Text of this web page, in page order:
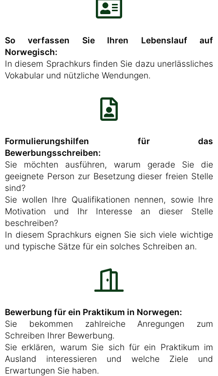
So verfassen Sie Ihren Lebenslauf auf
Norwegisch:
In diesem Sprachkurs finden Sie dazu unerlässliches
Vokabular und nützliche Wendungen.
Formulierungshilfen für das
Bewerbungsschreiben:
Sie möchten ausführen, warum gerade Sie die
geeignete Person zur Besetzung dieser freien Stelle
sind?
Sie wollen Ihre Qualifikationen nennen, sowie Ihre
Motivation und Ihr Interesse an dieser Stelle
beschreiben?
In diesem Sprachkurs eignen Sie sich viele wichtige
und typische Sätze für ein solches Schreiben an.
Bewerbung für ein Praktikum in Norwegen:
Sie bekommen zahlreiche Anregungen zum
Schreiben Ihrer Bewerbung.
Sie erklären, warum Sie sich für ein Praktikum im
Ausland interessieren und welche Ziele und
Erwartungen Sie haben.